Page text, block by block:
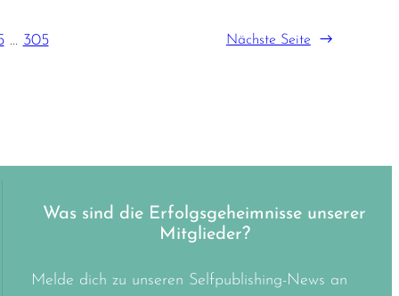
… 305 Nächste Seite →
Was sind die Erfolgsgeheimnisse unserer
Mitglieder?
Melde dich zu unseren Selfpublishing-News an